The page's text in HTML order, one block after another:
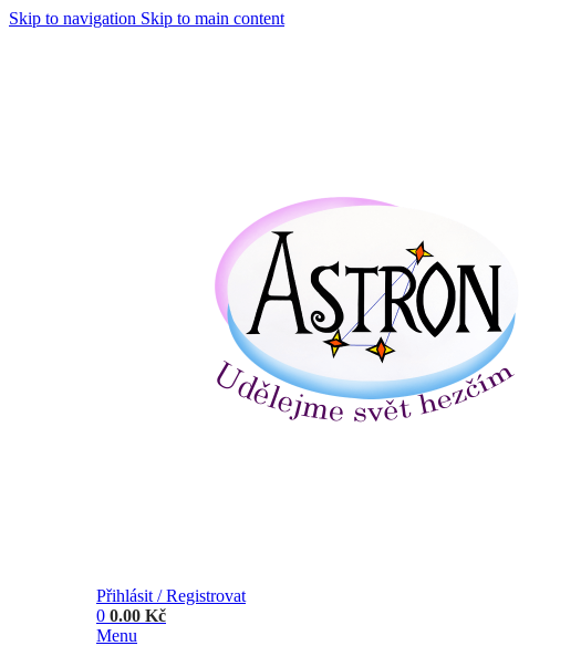
Skip to navigation Skip to main content
Přihlásit / Registrovat
0 0.00 Kč
Menu